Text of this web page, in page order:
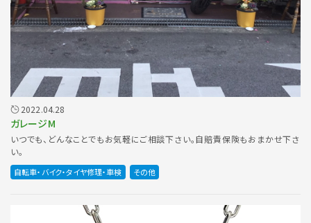
2022.04.28
ガレージM
いつでも、どんなことでもお気軽にご相談下さい。自賠責保険もおまかせ下さ
い。
自転車・バイク・タイヤ修理・車検 その他